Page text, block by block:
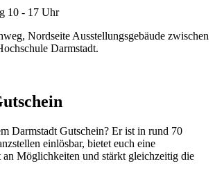
10 - 17 Uhr
Nordseite Ausstellungsgebäude zwischen
Darmstadt.
Darmstadt Gutschein? Er ist in rund 70
einlösbar, bietet euch eine
Möglichkeiten und stärkt gleichzeitig die